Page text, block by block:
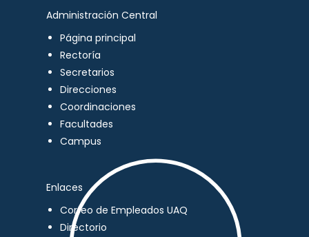
Administración Central
Página principal
Rectoría
Secretarios
Direcciones
Coordinaciones
Facultades
Campus
Enlaces
Correo de Empleados UAQ
Directorio